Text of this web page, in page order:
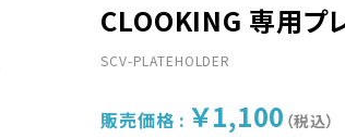
CLOOKING 専用プ
SCV-PLATEHOLDER
販売価格 : ￥1,100 （税込）